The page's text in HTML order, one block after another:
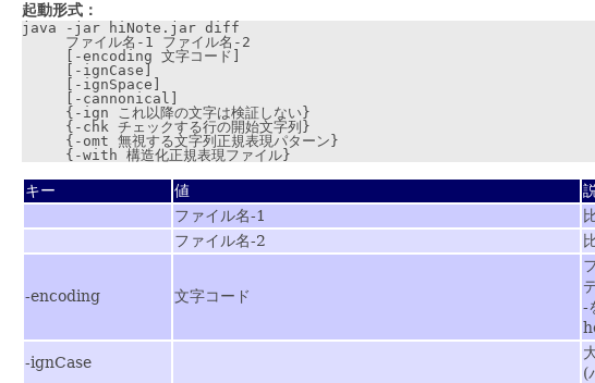
起動形式：
java -jar hiNote.jar diff
     ファイル名-1 ファイル名-2
     [-encoding 文字コード]
     [-ignCase]
     [-ignSpace]
     [-cannonical]
     {-ign これ以降の文字は検証しない}
     {-chk チェックする行の開始文字列}
     {-omt 無視する文字列正規表現パターン}
キー 値
ファイル名-1
ファイル名-2
-encoding 文字コード
-
-ignCase
(